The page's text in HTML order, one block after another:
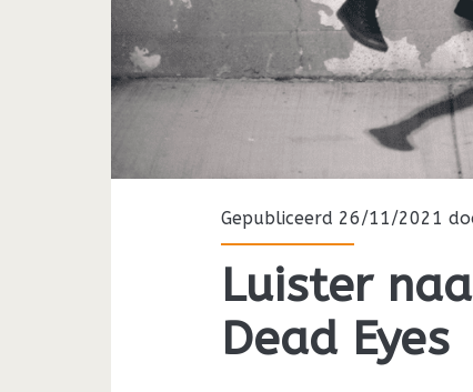
Gepubliceerd 26/11/2021
Luister
Dead Eyes